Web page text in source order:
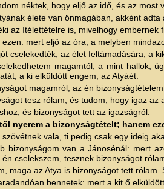
néktek, hogy eljő az idő, és az
élete van önmagában, akként
az ítélettételre is, mivelhogy embernek
ezen: mert eljő az óra, a melyben
cselekedték, az élet feltámadására; a
magamtól; a mint hallok,
a ki elküldött engem, az Atyáét.
magamról, az én
tesz rólam; és tudom, hogy igaz
és bizonyságot tett az igazságról.
nyerem a bizonyságtételt; hanem
vala, ti pedig csak egy ideig
bizonyságom van a Jánosénál: mert
cselekszem, tesznek bizonyságot
maga az Atya is bizonyságot tett
bennetek: mert a kit ő